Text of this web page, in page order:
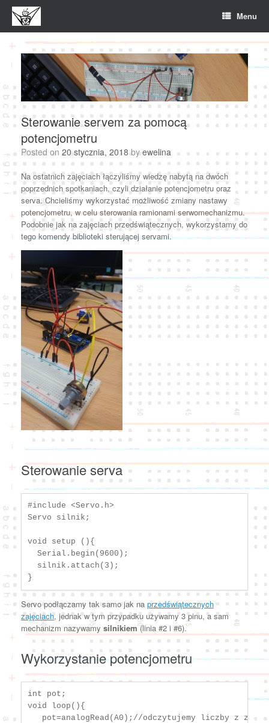
Skip
content
Menu
Sterowanie servem za pomocą
potencjometru
Posted on 20 stycznia, 2018 byewelina
Na ostatnich zajęciach łączyliśmy wiedzę nabytą na dwóch
poprzednich spotkaniach, czyli działanie potencjometru oraz
serva. Chcieliśmy wykorzystać możliwość zmiany nastawy
potencjometru, w celu sterowania ramionami serwomechanizmu.
Podobnie jak na zajęciach przedświątecznych, wykorzystamy do
tego komendy biblioteki sterującej servami.
Sterowanie serva
#include <Servo.h>
Servo silnik;
void setup (){
  Serial.begin(9600);
  silnik.attach(3);
Servo podłączamy tak samo jak na przedświątecznych
zajęciach, jednak w tym przypadku używamy 3 pinu, a sam
mechanizm nazywamy silnikiem(linia #2 i #6).
Wykorzystanie potencjometru
int pot;
void loop(){
pot=analogRead(A0);//odczytujemy liczby z